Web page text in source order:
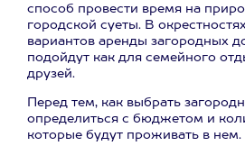
способ провести время на
городской суеты. В
вариантов аренды загородных
подойдут как для семейного
друзей.
Перед тем, как выбрать
определиться с бюджетом и
которые будут проживать в